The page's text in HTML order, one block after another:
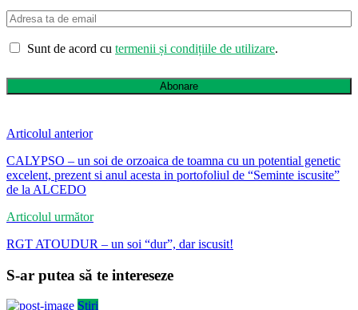
Sunt de acord cu termenii și condițiile de utilizare.
Abonare
Articolul anterior
CALYPSO – un soi de orzoaica de toamna cu un potential genetic
excelent, prezent si anul acesta in portofoliul de “Seminte iscusite”
de la ALCEDO
Articolul următor
RGT ATOUDUR – un soi “dur”, dar iscusit!
S-ar putea să te intereseze
Știri